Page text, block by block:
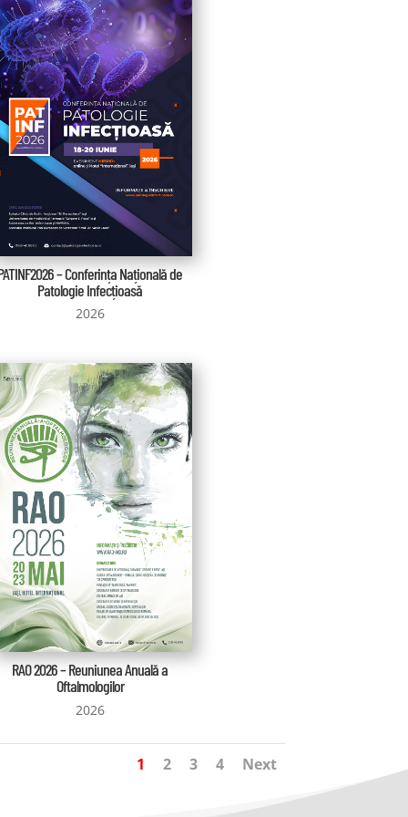
– Conferința Națională de
Patologie Infecțioasă
2026
RAO 2026 – Reuniunea Anuală a
Oftalmologilor
2026
1 2 3 4 Next